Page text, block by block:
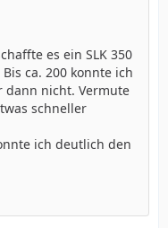
es ein SLK 350
ca. 200 konnte ich
nicht. Vermute
schneller
ich deutlich den